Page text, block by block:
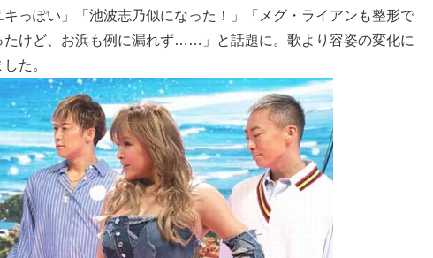
キっぽい」「池波志乃似になった！」「メグ・ライアンも整形で
たけど、お浜も例に漏れず……」と話題に。歌より容姿の変化に
た。